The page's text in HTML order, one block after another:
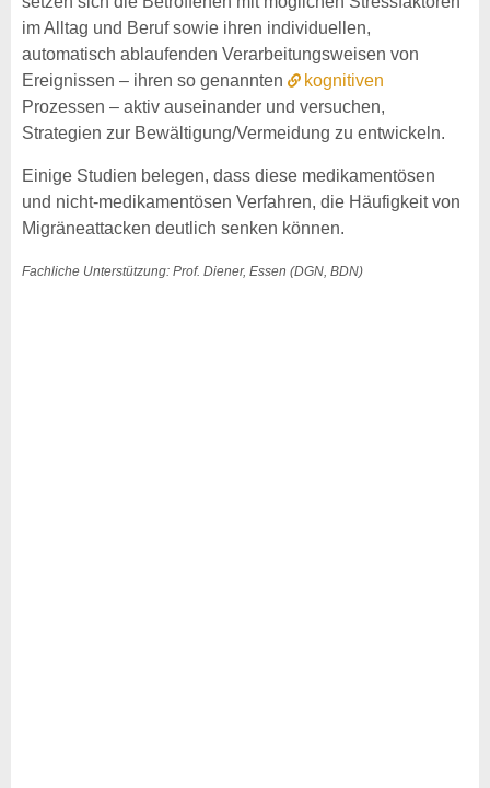
im Alltag und Beruf sowie ihren individuellen,
automatisch ablaufenden Verarbeitungsweisen von
Ereignissen – ihren so genannten
kognitiven
Prozessen – aktiv auseinander und versuchen,
Strategien zur Bewältigung/Vermeidung zu entwickeln.
Einige Studien belegen, dass diese medikamentösen
und nicht-medikamentösen Verfahren, die Häufigkeit von
Migräneattacken deutlich senken können.
Fachliche Unterstützung: Prof. Diener, Essen (DGN, BDN)